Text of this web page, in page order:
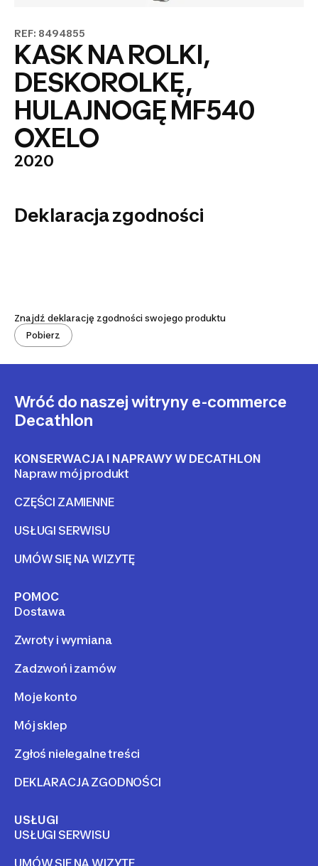
REF: 8494855
KASK NA ROLKI,
DESKOROLKĘ,
HULAJNOGĘ MF540
OXELO
2020
Deklaracja zgodności
Znajdź deklarację zgodności swojego produktu
Pobierz
Wróć do naszej witryny e-commerce
Decathlon
KONSERWACJA I NAPRAWY W DECATHLON
Napraw mój produkt
CZĘŚCI ZAMIENNE
USŁUGI SERWISU
UMÓW SIĘ NA WIZYTĘ
POMOC
Dostawa
Zwroty i wymiana
Zadzwoń i zamów
Moje konto
Mój sklep
Zgłoś nielegalne treści
DEKLARACJA ZGODNOŚCI
USŁUGI
USŁUGI SERWISU